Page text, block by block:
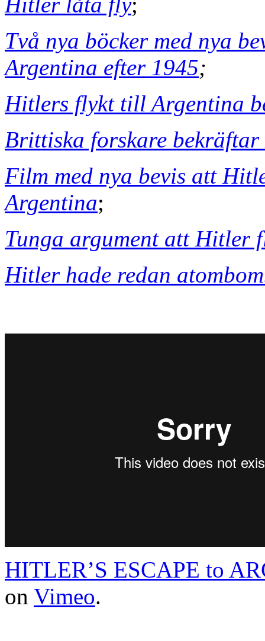
Två nya böcker med nya
Argentina efter 1945;
Hitlers flykt till Argentina
Brittiska forskare
Film med nya bevis att
Argentina;
Tunga argument att Hitler
Hitler hade redan
HITLER’S ESCAPE to
on Vimeo.